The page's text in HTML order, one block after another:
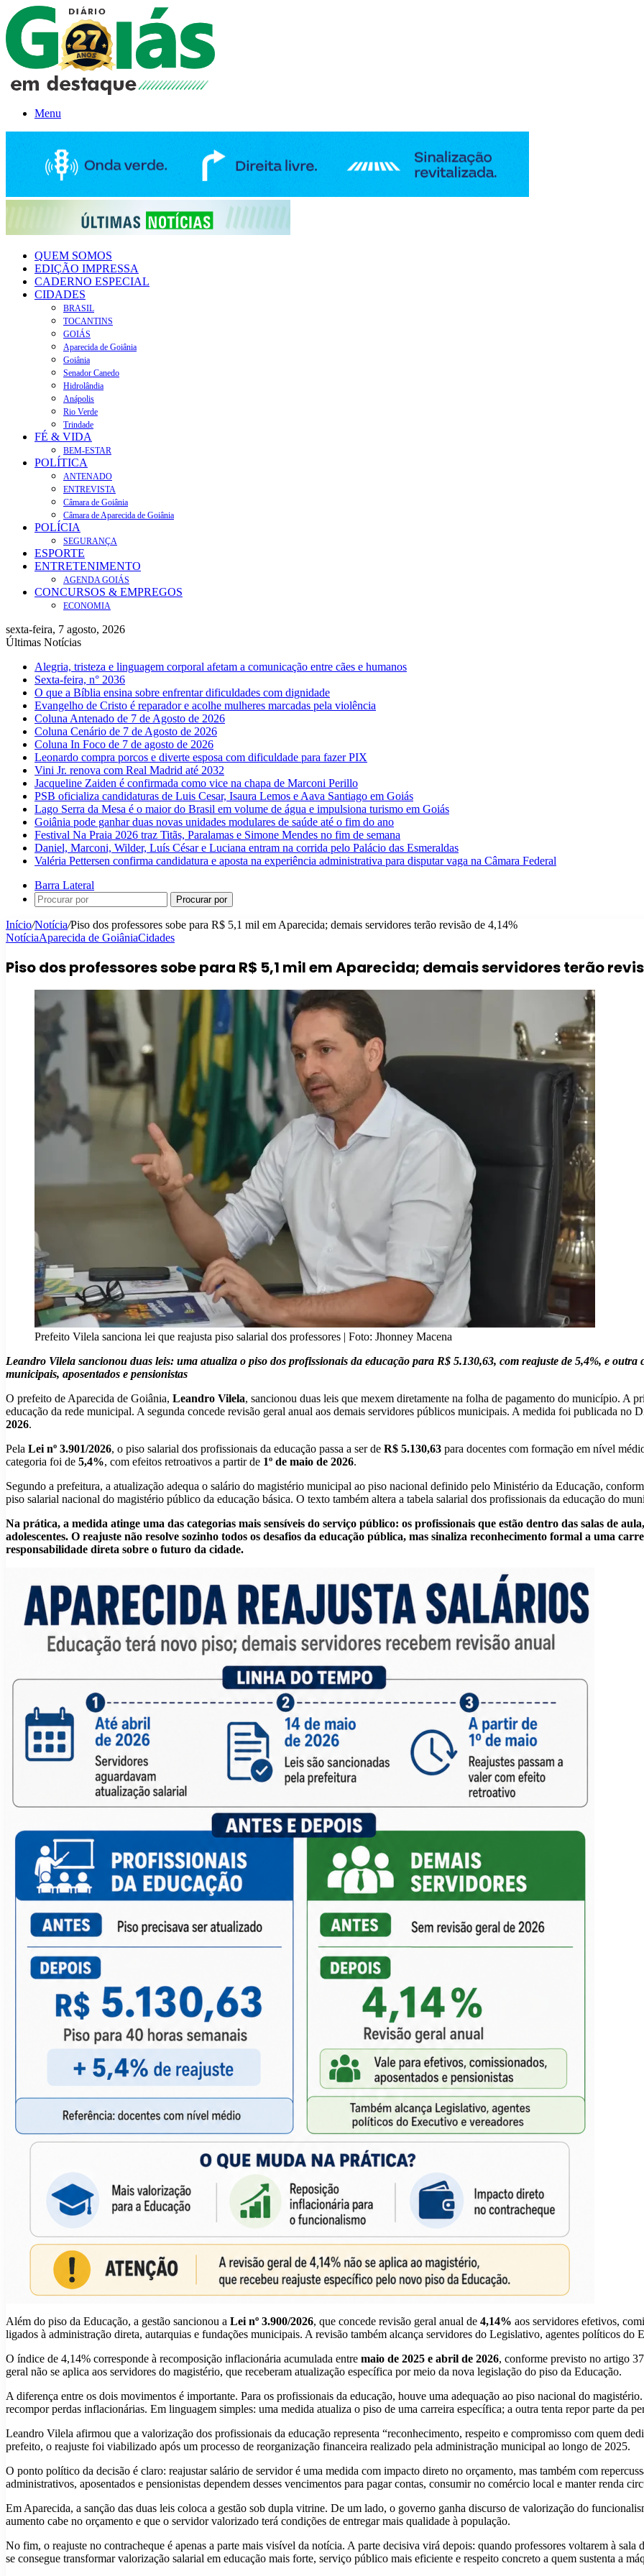
Menu
QUEM SOMOS
EDIÇÃO IMPRESSA
CADERNO ESPECIAL
CIDADES
BRASIL
TOCANTINS
GOIÁS
Aparecida de Goiânia
Goiânia
Senador Canedo
Hidrolândia
Anápolis
Rio Verde
Trindade
FÉ & VIDA
BEM-ESTAR
POLÍTICA
ANTENADO
ENTREVISTA
Câmara de Goiânia
Câmara de Aparecida de Goiânia
POLÍCIA
SEGURANÇA
ESPORTE
ENTRETENIMENTO
AGENDA GOIÁS
CONCURSOS & EMPREGOS
ECONOMIA
sexta-feira, 7 agosto, 2026
Últimas Notícias
Alegria, tristeza e linguagem corporal afetam a comunicação entre cães e humanos
Sexta-feira, n° 2036
O que a Bíblia ensina sobre enfrentar dificuldades com dignidade
Evangelho de Cristo é reparador e acolhe mulheres marcadas pela violência
Coluna Antenado de 7 de Agosto de 2026
Coluna Cenário de 7 de Agosto de 2026
Coluna In Foco de 7 de agosto de 2026
Leonardo compra porcos e diverte esposa com dificuldade para fazer PIX
Vini Jr. renova com Real Madrid até 2032
Jacqueline Zaiden é confirmada como vice na chapa de Marconi Perillo
PSB oficializa candidaturas de Luis Cesar, Isaura Lemos e Aava Santiago em Goiás
Lago Serra da Mesa é o maior do Brasil em volume de água e impulsiona turismo em Goiás
Goiânia pode ganhar duas novas unidades modulares de saúde até o fim do ano
Festival Na Praia 2026 traz Titãs, Paralamas e Simone Mendes no fim de semana
Daniel, Marconi, Wilder, Luís César e Luciana entram na corrida pelo Palácio das Esmeraldas
Valéria Pettersen confirma candidatura e aposta na experiência administrativa para disputar vaga na Câmara Federal
Barra Lateral
Procurar por
Início/Notícia/Piso dos professores sobe para R$ 5,1 mil em Aparecida; demais servidores terão revisão de 4,14%
NotíciaAparecida de GoiâniaCidades
Piso dos professores sobe para R$ 5,1 mil em Aparecida; demais servidores terão
Prefeito Vilela sanciona lei que reajusta piso salarial dos professores | Foto: Jhonney Macena
Leandro Vilela sancionou duas leis: uma atualiza o piso dos profissionais da educação para R$ 5.130,63, com reajuste de 5,4%, e outra
municipais, aposentados e pensionistas
O prefeito de Aparecida de Goiânia, Leandro Vilela, sancionou duas leis que mexem diretamente na folha de pagamento do município. A
educação da rede municipal. A segunda concede revisão geral anual aos demais servidores públicos municipais. A medida foi publicada
2026.
Pela Lei nº 3.901/2026, o piso salarial dos profissionais da educação passa a ser de R$ 5.130,63 para docentes com formação em nível
categoria foi de 5,4%, com efeitos retroativos a partir de 1º de maio de 2026.
Segundo a prefeitura, a atualização adequa o salário do magistério municipal ao piso nacional definido pelo Ministério da Educação,
piso salarial nacional do magistério público da educação básica. O texto também altera a tabela salarial dos profissionais da educação do
Na prática, a medida atinge uma das categorias mais sensíveis do serviço público: os profissionais que estão dentro das salas de
adolescentes. O reajuste não resolve sozinho todos os desafios da educação pública, mas sinaliza reconhecimento formal a uma
responsabilidade direta sobre o futuro da cidade.
Além do piso da Educação, a gestão sancionou a Lei nº 3.900/2026, que concede revisão geral anual de 4,14% aos servidores efetivos,
ligados à administração direta, autarquias e fundações municipais. A revisão também alcança servidores do Legislativo, agentes políticos do
O índice de 4,14% corresponde à recomposição inflacionária acumulada entre maio de 2025 e abril de 2026, conforme previsto no artigo
geral não se aplica aos servidores do magistério, que receberam atualização específica por meio da nova legislação do piso da Educação.
A diferença entre os dois movimentos é importante. Para os profissionais da educação, houve uma adequação ao piso nacional do
recompor perdas inflacionárias. Em linguagem simples: uma medida atualiza o piso de uma carreira específica; a outra tenta repor parte da
Leandro Vilela afirmou que a valorização dos profissionais da educação representa “reconhecimento, respeito e compromisso com quem
prefeito, o reajuste foi viabilizado após um processo de reorganização financeira realizado pela administração municipal ao longo de 2025.
O ponto político da decisão é claro: reajustar salário de servidor é uma medida com impacto direto no orçamento, mas também com
administrativos, aposentados e pensionistas dependem desses vencimentos para pagar contas, consumir no comércio local e manter renda
Em Aparecida, a sanção das duas leis coloca a gestão sob dupla vitrine. De um lado, o governo ganha discurso de valorização do
aumento cabe no orçamento e que o servidor valorizado terá condições de entregar mais qualidade à população.
No fim, o reajuste no contracheque é apenas a parte mais visível da notícia. A parte decisiva virá depois: quando professores voltarem à
se consegue transformar valorização salarial em educação mais forte, serviço público mais eficiente e respeito concreto a quem sustenta a